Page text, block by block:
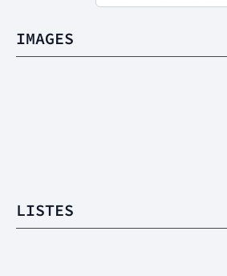
IMAGES
LISTES